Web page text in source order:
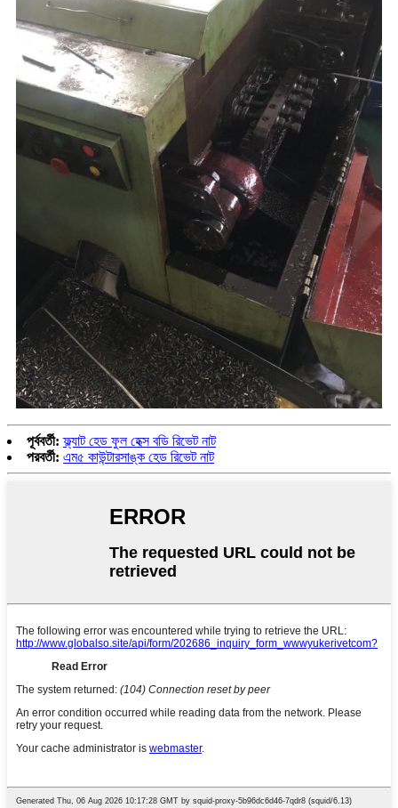
পূর্ববর্তী: ফ্ল্যাট হেড ফুল হেক্স বডি রিভেট নাট
পরবর্তী: এম৫ কাউন্টারসাঙ্ক হেড রিভেট নাট